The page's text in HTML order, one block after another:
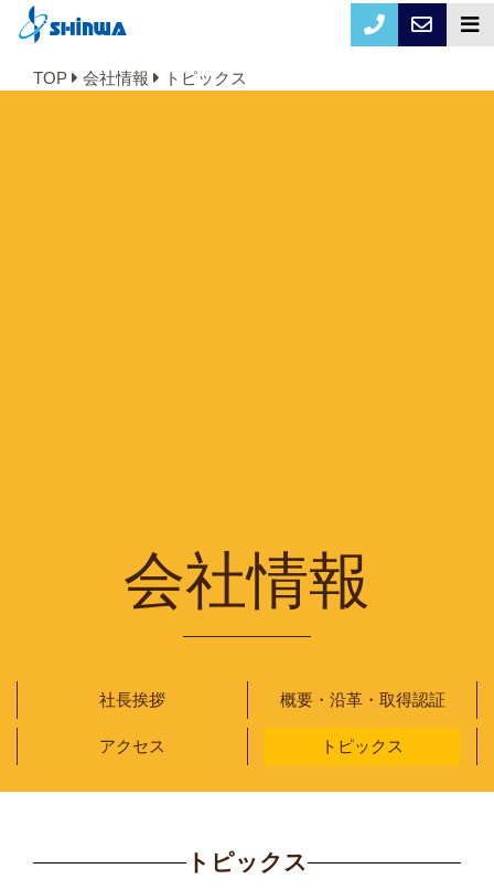
TOP 会社情報 トピックス
会社情報
社長挨拶 概要・沿革・取得認証
アクセス トピックス
トピックス